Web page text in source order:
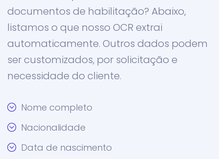
documentos de habilitação? Abaixo,
listamos o que nosso OCR extrai
automaticamente. Outros dados podem
ser customizados, por solicitação e
necessidade do cliente.
Nome completo
Nacionalidade
Data de nascimento